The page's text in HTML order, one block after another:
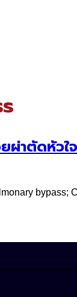
ตัดหัวใจ
bypass;